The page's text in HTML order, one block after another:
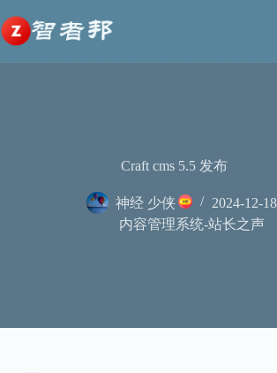
至
内
容
Craft cms 5.5 发布
神经 少侠
2024-12-18
内容管理系统-站长之声